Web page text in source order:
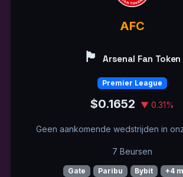
AFC
🏴󠁧󠁢󠁥󠁮󠁧󠁿 Arsenal Fan Token
Premier League
$0.1652 ▼ 0.31%
Geen aankomende wedstrijden in
7 Beursen
Gate Paribu Bybit +4